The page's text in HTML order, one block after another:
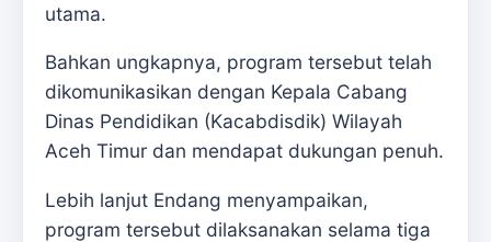
utama.
Bahkan ungkapnya, program tersebut telah
dikomunikasikan dengan Kepala Cabang
Dinas Pendidikan (Kacabdisdik) Wilayah
Aceh Timur dan mendapat dukungan penuh.
Lebih lanjut Endang menyampaikan,
program tersebut dilaksanakan selama tiga